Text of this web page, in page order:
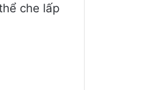
che lấp